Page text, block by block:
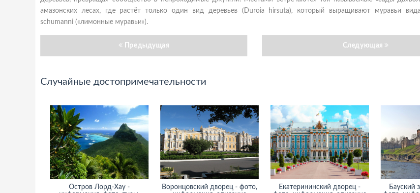
амазонских лесах, где растёт только один вид деревьев (Duroia hirsuta), который выращивают муравьи
schumanni («лимонные муравьи»).
Предыдущая Следующая
Случайные достопримечательности
Остров Лорд-Хау -
Воронцовский дворец - фото,
Екатерининский дворец -
Бауский